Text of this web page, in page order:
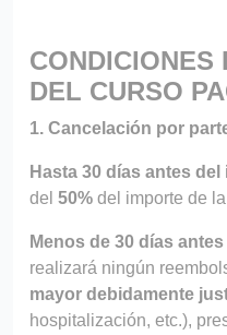
CONDICIONES
DEL CURSO
1. Cancelación por
Hasta 30 días antes
del 50% del importe de
Menos de 30 días
realizará ningún
mayor debidamente
hospitalización, etc.),